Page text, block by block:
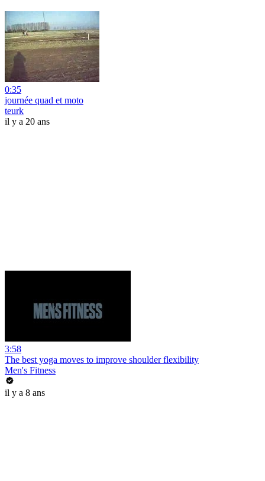
0:35
journée quad et moto
teurk
il y a 20 ans
3:58
The best yoga moves to improve shoulder flexibility
Men's Fitness
il y a 8 ans